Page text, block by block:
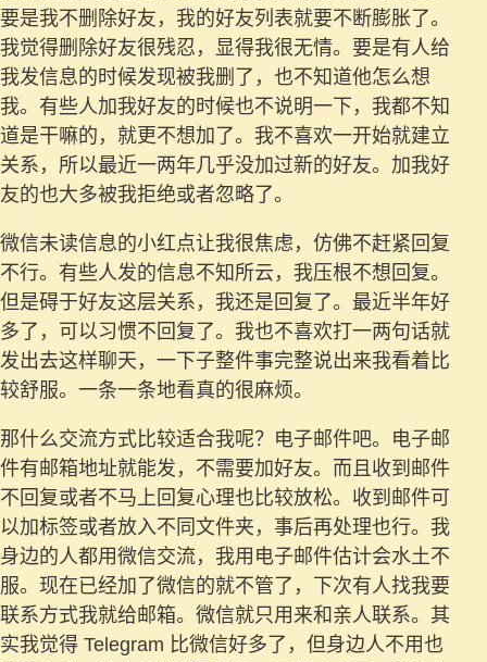
要是我不删除好友，我的好友列表就要不断膨胀了。
我觉得删除好友很残忍，显得我很无情。要是有人给
我发信息的时候发现被我删了，也不知道他怎么想
我。有些人加我好友的时候也不说明一下，我都不知
道是干嘛的，就更不想加了。我不喜欢一开始就建立
关系，所以最近一两年几乎没加过新的好友。加我好
友的也大多被我拒绝或者忽略了。
微信未读信息的小红点让我很焦虑，仿佛不赶紧回复
不行。有些人发的信息不知所云，我压根不想回复。
但是碍于好友这层关系，我还是回复了。最近半年好
多了，可以习惯不回复了。我也不喜欢打一两句话就
发出去这样聊天，一下子整件事完整说出来我看着比
较舒服。一条一条地看真的很麻烦。
那什么交流方式比较适合我呢？电子邮件吧。电子邮
件有邮箱地址就能发，不需要加好友。而且收到邮件
不回复或者不马上回复心理也比较放松。收到邮件可
以加标签或者放入不同文件夹，事后再处理也行。我
身边的人都用微信交流，我用电子邮件估计会水土不
服。现在已经加了微信的就不管了，下次有人找我要
联系方式我就给邮箱。微信就只用来和亲人联系。其
实我觉得 Telegram 比微信好多了，但身边人不用也